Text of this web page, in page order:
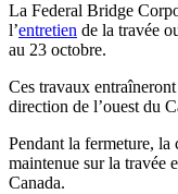
La Federal Bridge
l’entretien de la travée
au 23 octobre.
Ces travaux
direction de l’ouest du
Pendant la fermeture, la
maintenue sur la travée
Canada.